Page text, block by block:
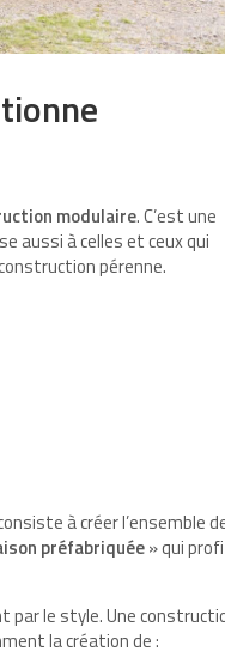
modulaire. C’est une
aussi à celles et ceux qui
pérenne.
à créer l’ensemble
préfabriquée» qui
par le style. Une
la création de :